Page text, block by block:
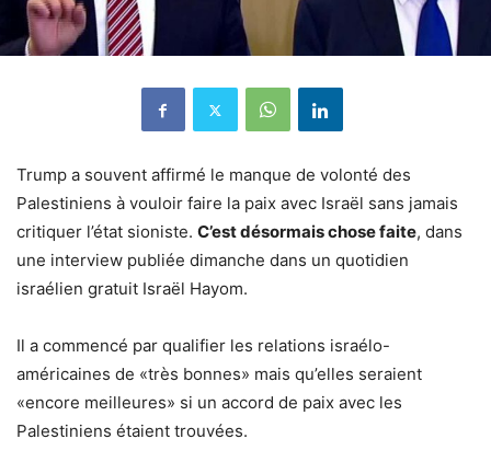
Trump a souvent affirmé le manque de volonté des
Palestiniens à vouloir faire la paix avec Israël sans jamais
critiquer l’état sioniste. C’est désormais chose faite, dans
une interview publiée dimanche dans un quotidien
israélien gratuit Israël Hayom.
Il a commencé par qualifier les relations israélo-
américaines de «très bonnes» mais qu’elles seraient
«encore meilleures» si un accord de paix avec les
Palestiniens étaient trouvées.